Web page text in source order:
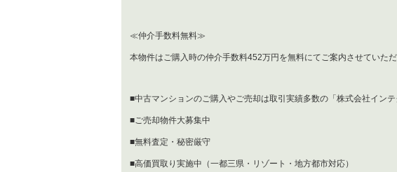
≪仲介手数料無料≫
本物件はご購入時の仲介手数料452万円を無料にてご案内させていただ
■中古マンションのご購入やご売却は取引実績多数の「株式会社イン
■ご売却物件大募集中
■無料査定・秘密厳守
■高価買取り実施中（一都三県・リゾート・地方都市対応）